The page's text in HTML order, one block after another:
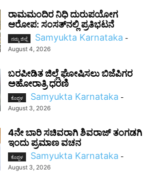
ರಾಮಮಂದಿರ ನಿಧಿ ದುರುಪಯೋಗ
ಆರೋಪ: ಸಂಸತ್‌ನಲ್ಲಿ ಪ್ರತಿಭಟನೆ
ನಮ್ಮ ಜಿಲ್ಲೆ Samyukta Karnataka -
August 4, 2026
ಬರಪೀಡಿತ ಜಿಲ್ಲೆ ಘೋಷಿಸಲು ಬಿಜೆಪಿಗರ
ಅಹೋರಾತ್ರಿ ಧರಣಿ
ಕೊಪ್ಪಳ Samyukta Karnataka -
August 3, 2026
4ನೇ ಬಾರಿ ಸಚಿವರಾಗಿ ಶಿವರಾಜ್ ತಂಗಡಗಿ
ಇಂದು ಪ್ರಮಾಣ ವಚನ
ಕೊಪ್ಪಳ Samyukta Karnataka -
August 3, 2026